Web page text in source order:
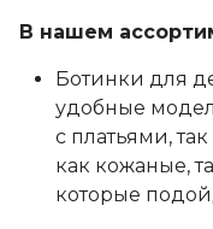
В нашем
Ботинки для
удобные
с платьями,
как кожаные,
которые